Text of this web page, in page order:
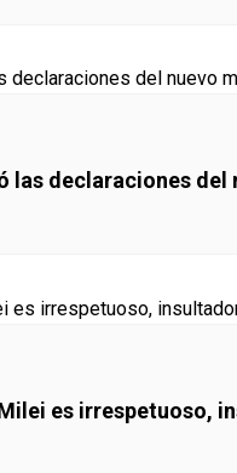
las declaraciones del
es irrespetuoso,